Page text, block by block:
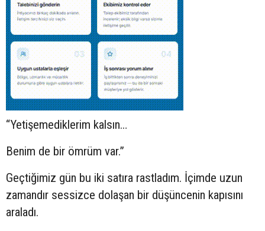
“Yetişemediklerim kalsın…
Benim de bir ömrüm var.”
Geçtiğimiz gün bu iki satıra rastladım. İçimde uzun
zamandır sessizce dolaşan bir düşüncenin kapısını
araladı.